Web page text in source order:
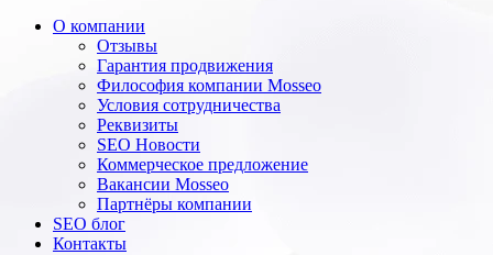
О компании
Отзывы
Гарантия продвижения
Философия компании Mosseo
Условия сотрудничества
Реквизиты
SEO Новости
Коммерческое предложение
Вакансии Mosseo
Партнёры компании
SEO блог
Контакты